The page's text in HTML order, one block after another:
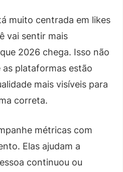
muito centrada em likes
vai sentir mais
2026 chega. Isso não
as plataformas estão
mais visíveis para
correta.
métricas com
Elas ajudam a
continuou ou